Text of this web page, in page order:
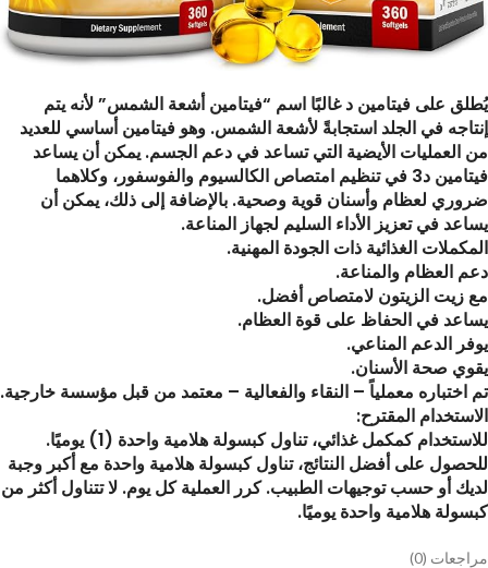
يُطلق على فيتامين د غالبًا اسم “فيتامين أشعة الشمس” لأنه يتم
إنتاجه في الجلد استجابةً لأشعة الشمس. وهو فيتامين أساسي للعديد
من العمليات الأيضية التي تساعد في دعم الجسم. يمكن أن يساعد
فيتامين د3 في تنظيم امتصاص الكالسيوم والفوسفور، وكلاهما
ضروري لعظام وأسنان قوية وصحية. بالإضافة إلى ذلك، يمكن أن
يساعد في تعزيز الأداء السليم لجهاز المناعة.
المكملات الغذائية ذات الجودة المهنية.
دعم العظام والمناعة.
مع زيت الزيتون لامتصاص أفضل.
يساعد في الحفاظ على قوة العظام.
يوفر الدعم المناعي.
يقوي صحة الأسنان.
تم اختباره معملياً – النقاء والفعالية – معتمد من قبل مؤسسة خارجية.
الاستخدام المقترح:
للاستخدام كمكمل غذائي، تناول كبسولة هلامية واحدة (1) يوميًا.
للحصول على أفضل النتائج، تناول كبسولة هلامية واحدة مع أكبر وجبة
لديك أو حسب توجيهات الطبيب. كرر العملية كل يوم. لا تتناول أكثر من
كبسولة هلامية واحدة يوميًا.
مراجعات (0)